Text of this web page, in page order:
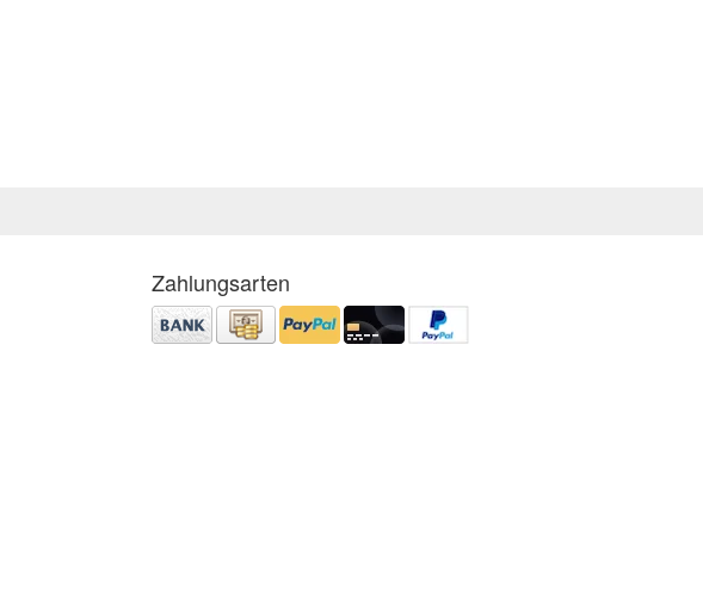
Zahlungsarten